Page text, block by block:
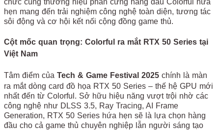
chức cùng thương hiệu phần cứng hàng đầu Colorful hứa
hẹn mang đến trải nghiệm công nghệ toàn diện, tương tác
sôi động và cơ hội kết nối cộng đồng game thủ.
Cột mốc quan trọng: Colorful ra mắt RTX 50 Series tại
Việt Nam
Tâm điểm của Tech & Game Festival 2025 chính là màn
ra mắt dòng card đồ họa RTX 50 Series – thế hệ GPU mới
nhất đến từ Colorful. Sở hữu hiệu năng vượt trội nhờ các
công nghệ như DLSS 3.5, Ray Tracing, AI Frame
Generation, RTX 50 Series hứa hẹn sẽ là lựa chọn hàng
đầu cho cả game thủ chuyên nghiệp lẫn người sáng tạo